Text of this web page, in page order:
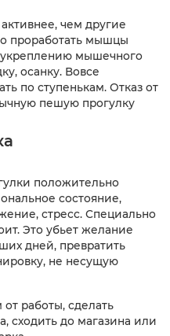
чем другие
проработать мышцы
укреплению мышечного
осанку. Вовсе
по ступенькам. Отказ от
пешую прогулку
положительно
состояние,
стресс. Специально
Это убьет желание
дней, превратить
не несущую
работы, сделать
сходить до магазина или